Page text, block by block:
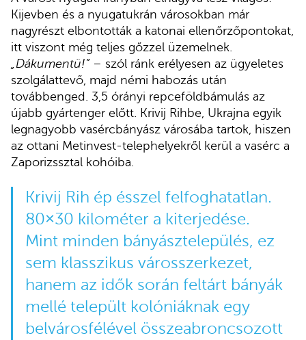
Kijevben és a nyugatukrán városokban már
nagyrészt elbontották a katonai ellenőrzőpontokat,
itt viszont még teljes gőzzel üzemelnek.
„Dákumentü!”– szól ránk erélyesen az ügyeletes
szolgálattevő, majd némi habozás után
továbbenged. 3,5 órányi repceföldbámulás az
újabb gyártenger előtt. Krivij Rihbe, Ukrajna egyik
legnagyobb vasércbányász városába tartok, hiszen
az ottani Metinvest-telephelyekről kerül a vasérc a
Zaporizssztal kohóiba.
Krivij Rih ép ésszel felfoghatatlan.
80×30 kilométer a kiterjedése.
Mint minden bányásztelepülés, ez
sem klasszikus városszerkezet,
hanem az idők során feltárt bányák
mellé települt kolóniáknak egy
belvárosfélével összeabroncsozott